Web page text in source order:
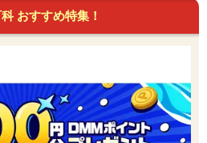
おすすめ特集！